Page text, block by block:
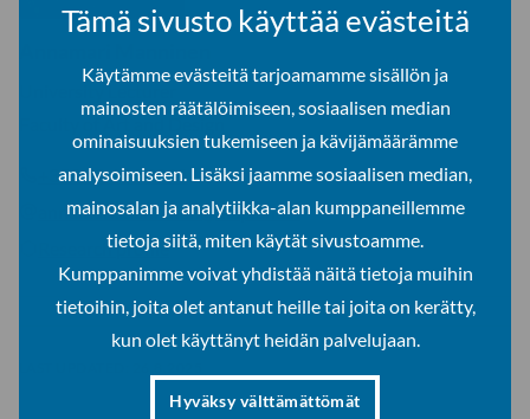
Tämä sivusto käyttää evästeitä
Käytämme evästeitä tarjoamamme sisällön ja
mainosten räätälöimiseen, sosiaalisen median
ominaisuuksien tukemiseen ja kävijämäärämme
analysoimiseen. Lisäksi jaamme sosiaalisen median,
mainosalan ja analytiikka-alan kumppaneillemme
tietoja siitä, miten käytät sivustoamme.
Kumppanimme voivat yhdistää näitä tietoja muihin
tietoihin, joita olet antanut heille tai joita on kerätty,
kun olet käyttänyt heidän palvelujaan.
Hyväksy välttämättömät
University Lecturer
+358 40 484 4368
annamari.manninen@ulapland.fi
Research profile